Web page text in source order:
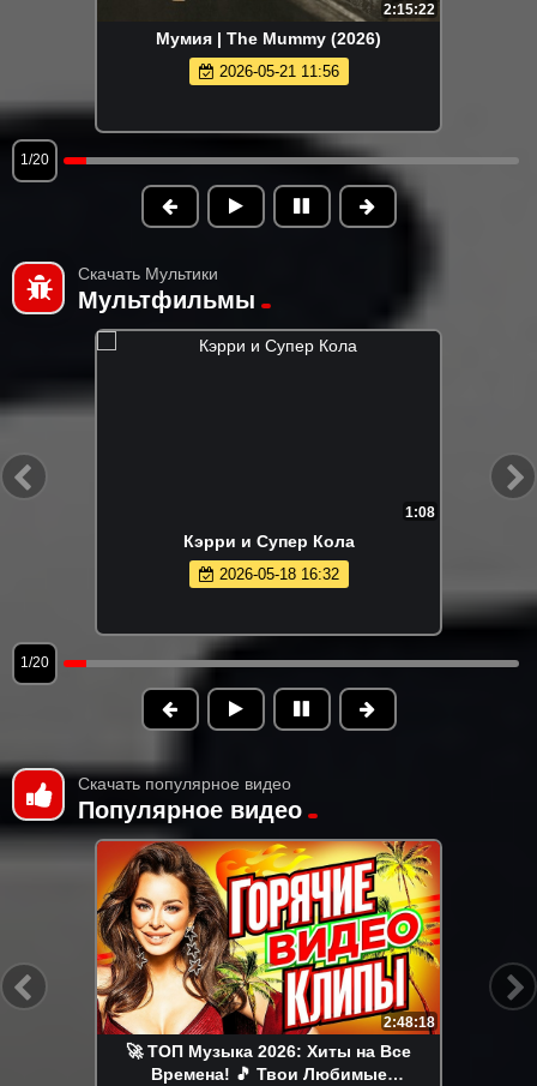
2:15:22
Мумия | The Mummy (2026)
2026-05-21 11:56
1/20
Скачать Мультики
Мультфильмы
1:08
Кэрри и Супер Кола
2026-05-18 16:32
1/20
Скачать популярное видео
Популярное видео
2:48:18
🚀 ТОП Музыка 2026: Хиты на Все
Времена! 🎵 Твои Любимые